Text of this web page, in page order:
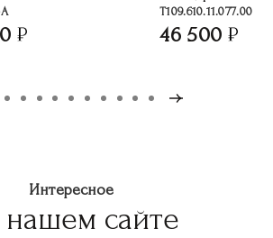
T109.610.11.077.00
46 500
Интересное
сайте